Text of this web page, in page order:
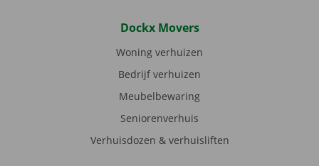
Dockx Movers
Woning verhuizen
Bedrijf verhuizen
Meubelbewaring
Seniorenverhuis
Verhuisdozen & verhuisliften